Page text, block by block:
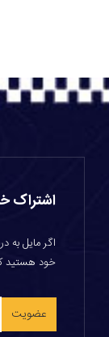
اشتراک
اگر مایل به
خود هستید